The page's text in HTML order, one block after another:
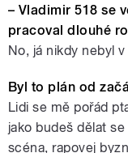
– Vladimir 518 se
pracoval dlouhé
No, já nikdy nebyl v
Byl to plán od
Lidi se mě pořád
jako budeš dělat
scéna, rapovej